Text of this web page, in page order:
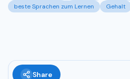
beste Sprachen zum Lernen
Gehalt
Share